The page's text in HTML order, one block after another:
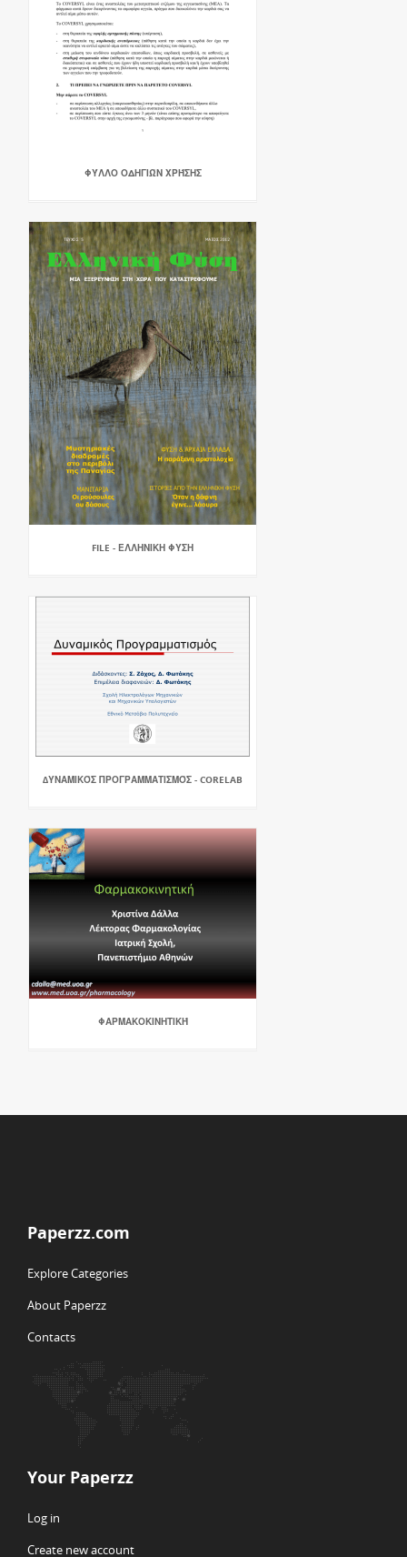
ΦΎΛΛΟ ΟΔΗΓΙΏΝ ΧΡΉΣΗΣ
FILE - ΕΛΛΗΝΙΚΗ ΦΥΣΗ
∆ΥΝΑΜΙΚΌΣ ΠΡΟΓΡΑΜΜΑΤΙΣΜΌΣ - CORELAB
ΦΑΡΜΑΚΟΚΙΝΗΤΙΚΉ
Paperzz.com
Explore Categories
About Paperzz
Contacts
Your Paperzz
Log in
Create new account